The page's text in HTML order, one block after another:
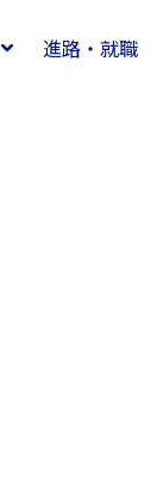
進路・就職